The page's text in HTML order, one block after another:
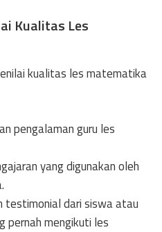
Kualitas Les
kualitas les matematika
pengalaman guru les
yang digunakan oleh
testimonial dari siswa atau
pernah mengikuti les